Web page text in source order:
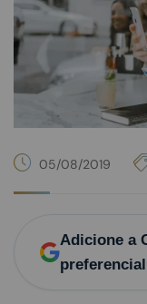
05/08/2019
Adicione a